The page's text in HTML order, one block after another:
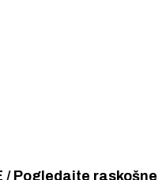
/ Pogledajte raskošne